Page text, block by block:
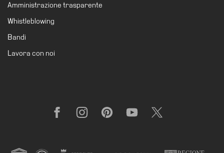
Amministrazione
trasparente
Whistleblowing
Sostieni
Amministrazione trasparente
Whistleblowing
Bandi
Lavora con noi
FacebookInstagramPinterestYouTube X